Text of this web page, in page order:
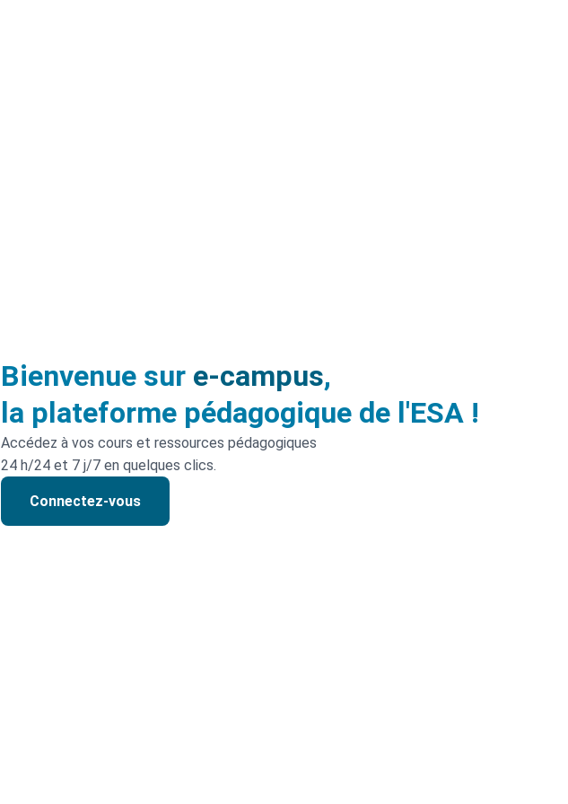
Bienvenue sur e-campus,
la plateforme pédagogique de l'ESA !
Accédez à vos cours et ressources pédagogiques
24 h/24 et 7 j/7 en quelques clics.
Connectez-vous